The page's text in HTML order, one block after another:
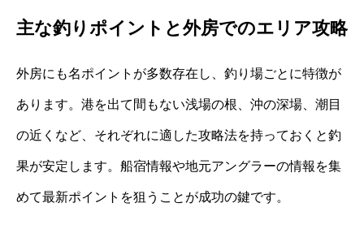
主な釣りポイントと外房でのエリア攻略
外房にも名ポイントが多数存在し、釣り場ごとに特徴が
あります。港を出て間もない浅場の根、沖の深場、潮目
の近くなど、それぞれに適した攻略法を持っておくと釣
果が安定します。船宿情報や地元アングラーの情報を集
めて最新ポイントを狙うことが成功の鍵です。